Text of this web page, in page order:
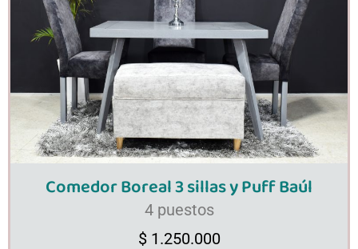
Comedor Boreal 3 sillas y Puff Baúl
4 puestos
$1.250.000